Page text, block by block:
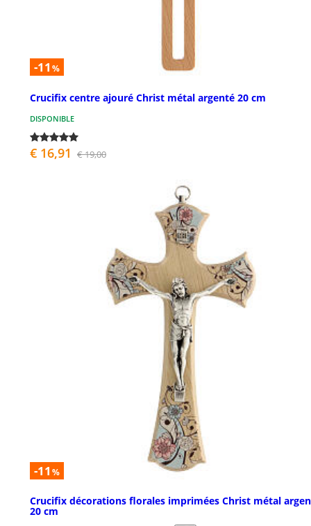
-11 %
Crucifix centre ajouré Christ métal argenté 20 cm
DISPONIBLE
€ 16,91 € 19,00
-11 %
Crucifix décorations florales imprimées Christ métal
20 cm